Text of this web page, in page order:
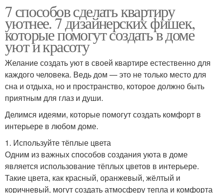
7 способов сделать квартиру
уютнее. 7 дизайнерских фишек,
которые помогут создать в доме
уют и красоту
Желание создать уют в своей квартире естественно для
каждого человека. Ведь дом — это не только место для
сна и отдыха, но и пространство, которое должно быть
приятным для глаз и души.
Делимся идеями, которые помогут создать комфорт в
интерьере в любом доме.
1. Используйте тёплые цвета
Одним из важных способов создания уюта в доме
является использование тёплых цветов в интерьере.
Такие цвета, как красный, оранжевый, жёлтый и
коричневый, могут создать атмосферу тепла и комфорта